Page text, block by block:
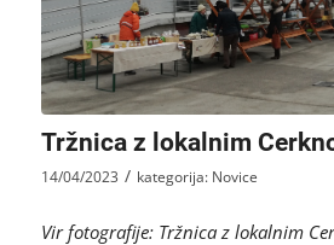
Tržnica z lokalnim
14/04/2023 / kategorija: Novice
Vir fotografije: Tržnica z lokalnim